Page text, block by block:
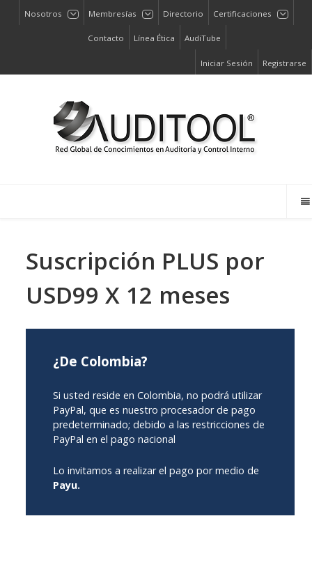
Nosotros Membresías Directorio Certificaciones
Contacto Línea Ética AudiTube
Iniciar Sesión Registrarse
Suscripción PLUS por
USD99 X 12 meses
¿De Colombia?
Si usted reside en Colombia, no podrá utilizar
PayPal, que es nuestro procesador de pago
predeterminado; debido a las restricciones de
PayPal en el pago nacional
Lo invitamos a realizar el pago por medio de
Payu.